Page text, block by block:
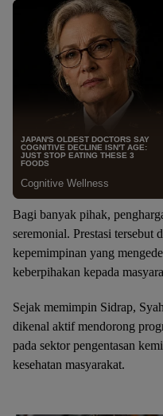
Bagi banyak pihak,
seremonial. Prestasi tersebut
kepemimpinan yang
keberpihakan kepada
Sejak memimpin Sidrap,
dikenal aktif mendorong
pada sektor pengentasan
kesehatan masyarakat.